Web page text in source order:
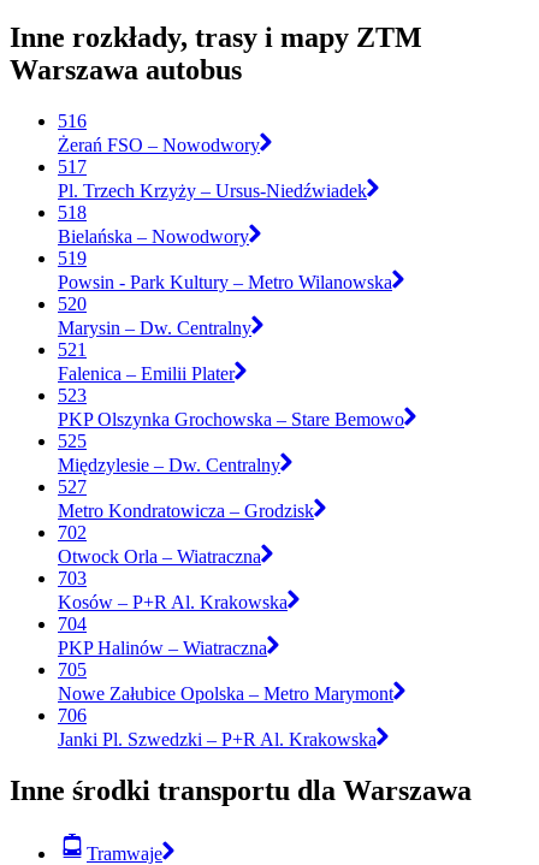
Inne rozkłady, trasy i mapy ZTM
Warszawa autobus
516
Żerań FSO – Nowodwory
517
Pl. Trzech Krzyży – Ursus-Niedźwiadek
518
Bielańska – Nowodwory
519
Powsin - Park Kultury – Metro Wilanowska
520
Marysin – Dw. Centralny
521
Falenica – Emilii Plater
523
PKP Olszynka Grochowska – Stare Bemowo
525
Międzylesie – Dw. Centralny
527
Metro Kondratowicza – Grodzisk
702
Otwock Orla – Wiatraczna
703
Kosów – P+R Al. Krakowska
704
PKP Halinów – Wiatraczna
705
Nowe Załubice Opolska – Metro Marymont
706
Janki Pl. Szwedzki – P+R Al. Krakowska
Inne środki transportu dla Warszawa
Tramwaje